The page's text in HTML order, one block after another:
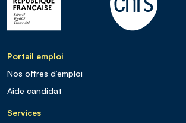
Portail emploi
Nos offres d’emploi
Aide candidat
Services